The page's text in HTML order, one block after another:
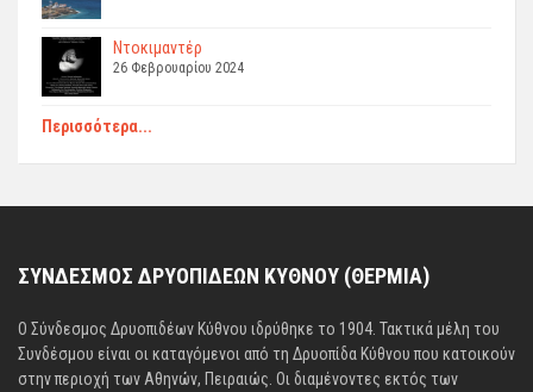
Ντοκιμαντέρ
26 Φεβρουαρίου 2024
Περισσότερα...
ΣΥΝΔΕΣΜΟΣ ΔΡΥΟΠΙΔΕΩΝ ΚΥΘΝΟΥ (ΘΕΡΜΙΑ)
Ο Σύνδεσμος Δρυοπιδέων Κύθνου ιδρύθηκε το 1904. Τακτικά μέλη του
Συνδέσμου είναι οι καταγόμενοι από τη Δρυοπίδα Κύθνου που κατοικούν
στην περιοχή των Αθηνών, Πειραιώς. Οι διαμένοντες εκτός των